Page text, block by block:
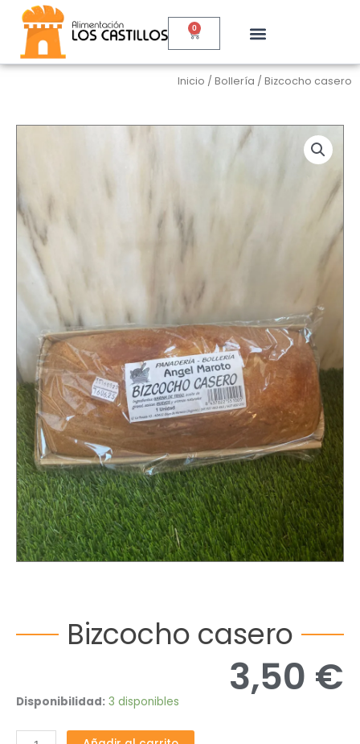
contenido
0
Cart
Inicio / Bollería / Bizcocho casero
Bizcocho casero
3,50 €
Disponibilidad: 3 disponibles
Bizcocho